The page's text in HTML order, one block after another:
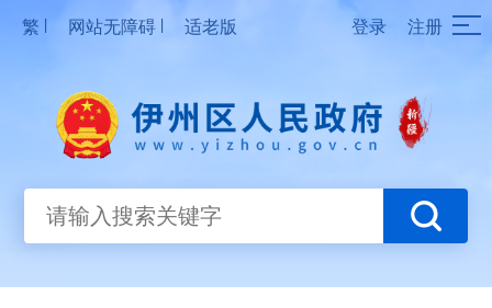
繁 | 网站无障碍 | 适老版 登录 注册